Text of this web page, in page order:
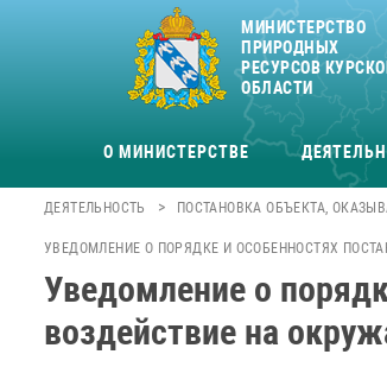
МИНИСТЕРСТВО
ПРИРОДНЫХ
РЕСУРСОВ
ОБЛАСТИ
О МИНИСТЕРСТВЕ
ДЕЯТЕЛЬНОСТЬ > ПОСТАНОВКА ОБЪЕКТА,
УВЕДОМЛЕНИЕ О ПОРЯДКЕ И ОСОБЕННОСТЯХ
Уведомление о
воздействие на